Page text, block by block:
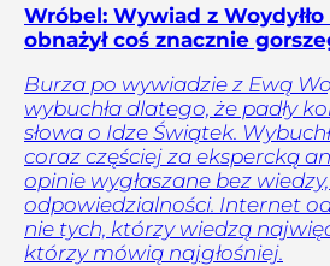
Wróbel: Wywiad z
obnażył coś znacznie
Burza po wywiadzie z Ewą
wybuchła dlatego, że padły
słowa o Idze Świątek.
coraz częściej za ekspercką
opinie wygłaszane bez
odpowiedzialności. Internet
nie tych, którzy wiedzą
którzy mówią najgłośniej.